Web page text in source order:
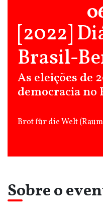
[2022]
Brasil-
As eleições de
democracia no
Brot für die Welt
Sobre o